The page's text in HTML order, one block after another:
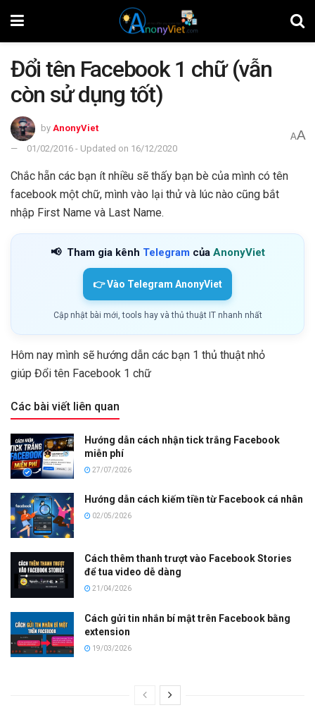
Đổi tên Facebook 1 chữ (vẫn
còn sử dụng tốt)
by AnonyViet
01/02/2016 - Updated on 16/12/2020
AA
Chắc hẵn các bạn ít nhiều sẽ thấy bạn bè của mình có tên
facebook một chữ, mình vào lại thử và lúc nào cũng bắt
nhập First Name và Last Name.
📢 Tham gia kênh Telegram của AnonyViet
👉 Vào Telegram AnonyViet
Cập nhật bài mới, tools hay và thủ thuật IT nhanh nhất
Hôm nay mình sẽ hướng dẫn các bạn 1 thủ thuật nhỏ
giúp Đổi tên Facebook 1 chữ
Các bài viết liên quan
Hướng dẫn cách nhận tick trắng Facebook
miễn phí
27/07/2026
Hướng dẫn cách kiếm tiền từ Facebook cá nhân
02/05/2026
Cách thêm thanh trượt vào Facebook Stories
để tua video dễ dàng
21/04/2026
Cách gửi tin nhắn bí mật trên Facebook bằng
extension
19/03/2026